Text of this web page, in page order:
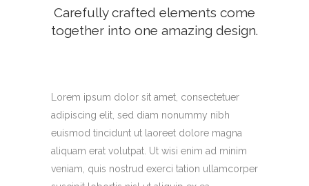
Carefully crafted elements come
together into one amazing design.
Lorem ipsum dolor sit amet, consectetuer
adipiscing elit, sed diam nonummy nibh
euismod tincidunt ut laoreet dolore magna
aliquam erat volutpat. Ut wisi enim ad minim
veniam, quis nostrud exerci tation ullamcorper